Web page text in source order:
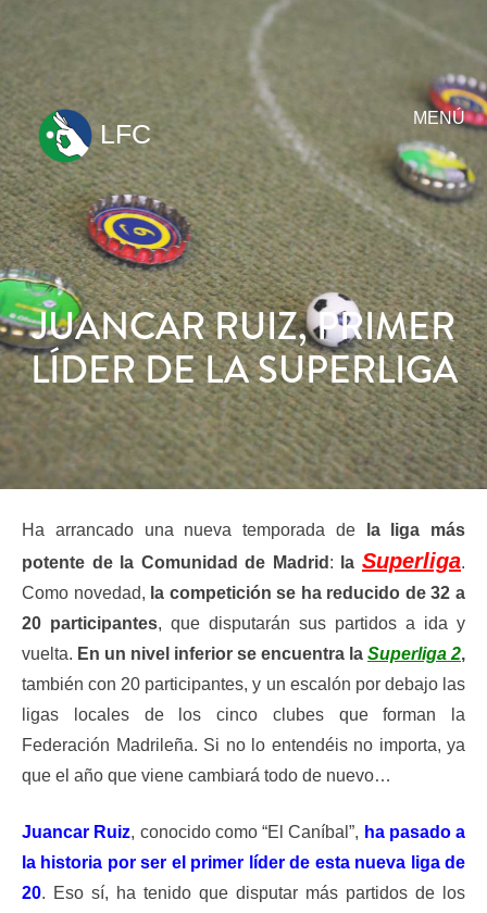
MENÚ
ir
al
contenido
LFC
JUANCAR RUIZ, PRIMER
LÍDER DE LA SUPERLIGA
Ha arrancado una nueva temporada de
la liga más
potente de la Comunidad de Madrid : laSuperliga.
Como novedad, la competición se ha reducido de 32 a
20 participantes, que disputarán sus partidos a ida y
vuelta. En un nivel inferior se encuentra la Superliga 2,
también con 20 participantes, y un escalón por debajo las
ligas locales de los cinco clubes que forman la
Federación Madrileña. Si no lo entendéis no importa, ya
que el año que viene cambiará todo de nuevo…
Juancar Ruiz, conocido como “El Caníbal”, ha pasado a
la historia por ser el primer líder de esta nueva liga de
20. Eso sí, ha tenido que disputar más partidos de los